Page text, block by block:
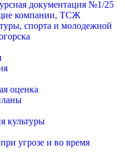
документация №1/25
компании, ТСЖ
спорта и молодежной
оценка
культуры
угрозе и во время